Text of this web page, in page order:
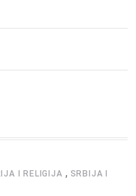
I RELIGIJA , SRBIJA I